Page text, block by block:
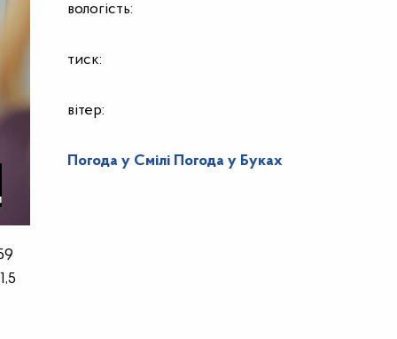
вологість:
тиск:
вітер:
Погода у Смілі Погода у Буках